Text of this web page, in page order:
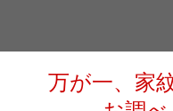
万が一、家